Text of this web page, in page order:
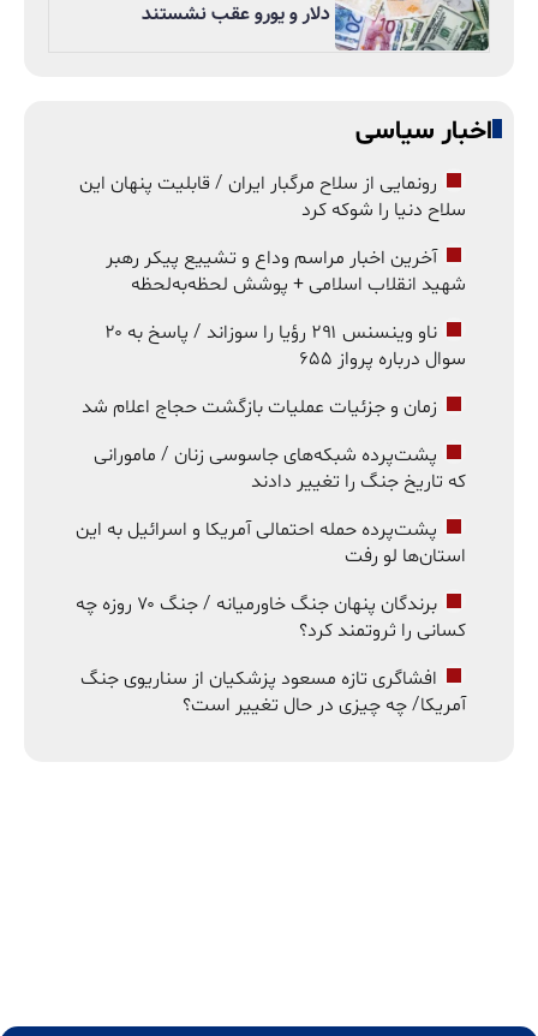
دلار و یورو عقب نشستند
اخبار سیاسی
رونمایی از سلاح مرگبار ایران / قابلیت پنهان این
سلاح دنیا را شوکه کرد
آخرین اخبار مراسم وداع و تشییع پیکر رهبر
شهید انقلاب اسلامی + پوشش لحظه‌به‌لحظه
ناو وینسنس ۲۹۱ رؤیا را سوزاند / پاسخ به ۲۰
سوال درباره پرواز ۶۵۵
زمان و جزئیات عملیات بازگشت حجاج اعلام شد
پشت‌پرده شبکه‌های جاسوسی زنان / مامورانی
که تاریخ جنگ را تغییر دادند
پشت‌پرده حمله احتمالی آمریکا و اسرائیل به این
استان‌ها لو رفت
برندگان پنهان جنگ خاورمیانه / جنگ ۷۰ روزه چه
کسانی را ثروتمند کرد؟
افشاگری تازه مسعود پزشکیان از سناریوی جنگ
آمریکا/ چه چیزی در حال تغییر است؟